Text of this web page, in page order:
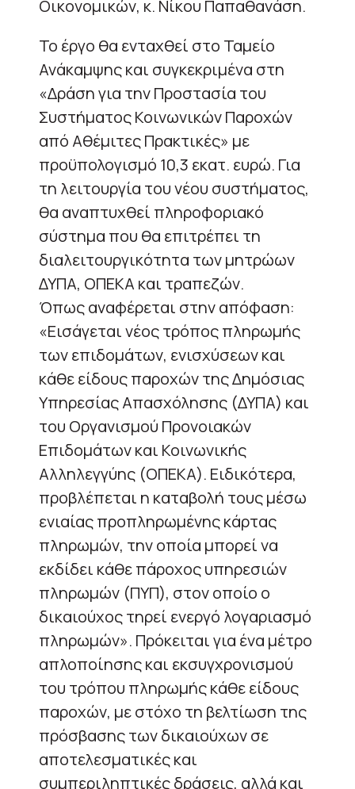
Οικονομικών, κ. Νίκου Παπαθανάση.
Το έργο θα ενταχθεί στο Ταμείο
Ανάκαμψης και συγκεκριμένα στη
«Δράση για την Προστασία του
Συστήματος Κοινωνικών Παροχών
από Αθέμιτες Πρακτικές» με
προϋπολογισμό 10,3 εκατ. ευρώ. Για
τη λειτουργία του νέου συστήματος,
θα αναπτυχθεί πληροφοριακό
σύστημα που θα επιτρέπει τη
διαλειτουργικότητα των μητρώων
ΔΥΠΑ, ΟΠΕΚΑ και τραπεζών.
Όπως αναφέρεται στην απόφαση:
«Εισάγεται νέος τρόπος πληρωμής
των επιδομάτων, ενισχύσεων και
κάθε είδους παροχών της Δημόσιας
Υπηρεσίας Απασχόλησης (ΔΥΠΑ) και
του Οργανισμού Προνοιακών
Επιδομάτων και Κοινωνικής
Αλληλεγγύης (ΟΠΕΚΑ). Ειδικότερα,
προβλέπεται η καταβολή τους μέσω
ενιαίας προπληρωμένης κάρτας
πληρωμών, την οποία μπορεί να
εκδίδει κάθε πάροχος υπηρεσιών
πληρωμών (ΠΥΠ), στον οποίο ο
δικαιούχος τηρεί ενεργό λογαριασμό
πληρωμών». Πρόκειται για ένα μέτρο
απλοποίησης και εκσυγχρονισμού
του τρόπου πληρωμής κάθε είδους
παροχών, με στόχο τη βελτίωση της
πρόσβασης των δικαιούχων σε
αποτελεσματικές και
συμπεριληπτικές δράσεις, αλλά και